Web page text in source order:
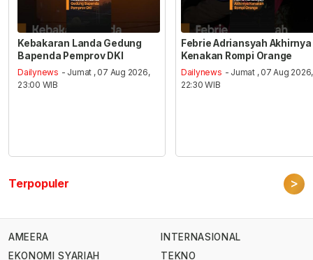
Kebakaran Landa Gedung
Bapenda Pemprov DKI
Dailynews - Jumat , 07 Aug 2026,
23:00 WIB
Febrie Adriansyah Akhirnya
Kenakan Rompi Orange
Dailynews - Jumat , 07 Aug 2026,
22:30 WIB
Terpopuler >
AMEERA
EKONOMI SYARIAH
INTERNASIONAL
TEKNO